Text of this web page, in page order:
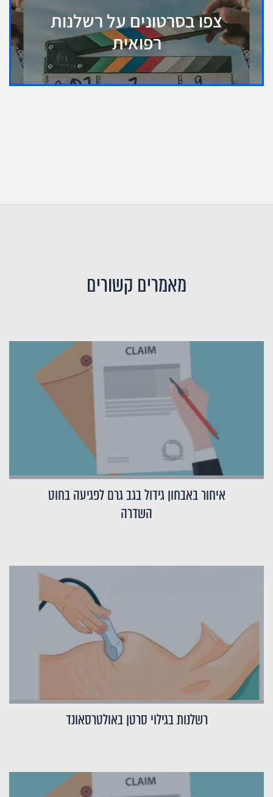
צפו בסרטונים על רשלנות
רפואית
מאמרים קשורים
איחור באבחון גידול בגב גרם לפגיעה בחוט
השדרה
רשלנות בגילוי סרטן באולטרסאונד